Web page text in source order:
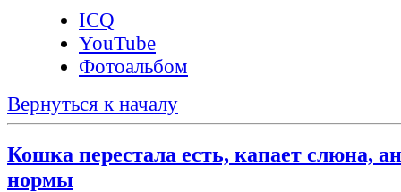
ICQ
YouTube
Фотоальбом
Вернуться к началу
Кошка перестала есть, капает слюна,
нормы